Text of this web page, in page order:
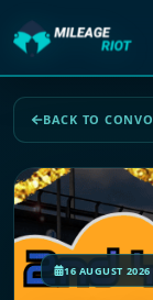
BACK TO
16 AUGUST 2026